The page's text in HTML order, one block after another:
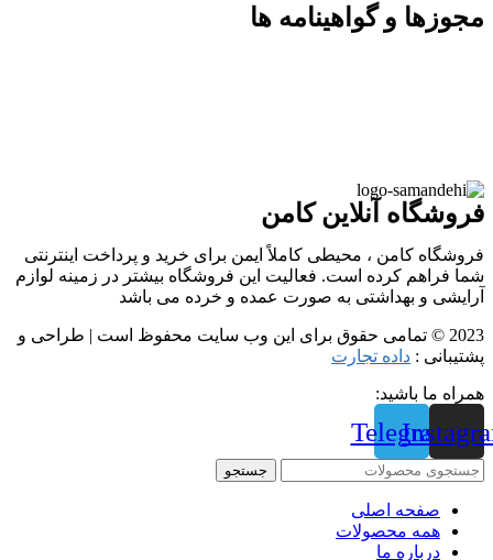
مجوزها و گواهینامه ها
فروشگاه آنلاین کامن
فروشگاه کامن ، محیطی کاملاً ایمن برای خرید و پرداخت اینترنتی
شما فراهم کرده است. فعالیت این فروشگاه بیشتر در زمینه لوازم
آرایشی و بهداشتی به صورت عمده و خرده می باشد
2023 © تمامی حقوق برای این وب سایت محفوظ است | طراحی و
پشتیبانی : داده تجارت
همراه ما باشید:
Telegram
جستجو
صفحه اصلی
همه محصولات
درباره ما